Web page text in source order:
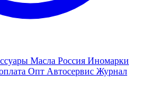
Масла Россия Иномарки
Опт Автосервис Журнал